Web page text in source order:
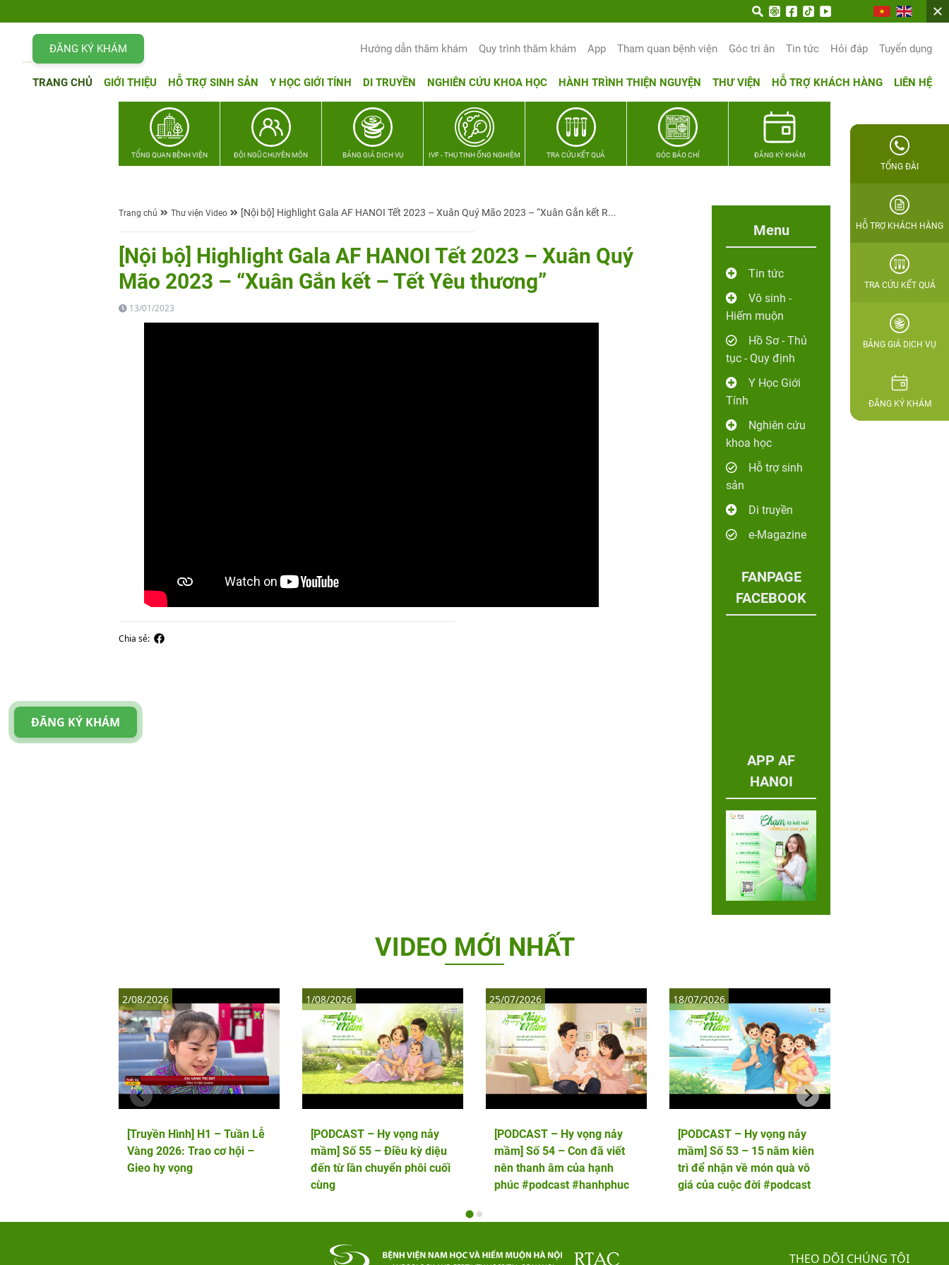
ĐĂNG KÝ KHÁM Hướng dẫn thăm khám Quy trình thăm khám App Tham quan bệnh viện Góc tri ân Tin tức Hỏi đáp Tuyển dụng
TRANG CHỦ GIỚI THIỆU HỖ TRỢ SINH SẢN Y HỌC GIỚI TÍNH DI TRUYỀN NGHIÊN CỨU KHOA HỌC HÀNH TRÌNH THIỆN NGUYỆN THƯ VIỆN HỖ TRỢ KHÁCH HÀNG LIÊN HỆ
TỔNG QUAN BỆNH VIỆN ĐỘI NGŨ CHUYÊN MÔN BẢNG GIÁ DỊCH VỤ IVF - THỤ TINH ỐNG NGHIỆM TRA CỨU KẾT QUẢ GÓC BÁO CHÍ ĐĂNG KÝ KHÁM
Trang chủ Thư viện Video [Nội bộ] Highlight Gala AF HANOI Tết 2023 – Xuân Quý Mão 2023 – “Xuân Gắn kết R...
[Nội bộ] Highlight Gala AF HANOI Tết 2023 – Xuân Quý
Mão 2023 – “Xuân Gắn kết – Tết Yêu thương”
13/01/2023
Chia sẻ:
Menu
Tin tức
Vô sinh -
Hiếm muộn
Hồ Sơ - Thủ
tục - Quy định
Y Học Giới
Tính
Nghiên cứu
khoa học
Hỗ trợ sinh
sản
Di truyền
e-Magazine
FANPAGE
FACEBOOK
APP AF
HANOI
VIDEO MỚI NHẤT
[Truyền Hình] H1 – Tuần Lễ
Vàng 2026: Trao cơ hội –
Gieo hy vọng
2/08/2026
[PODCAST – Hy vọng nảy
mầm] Số 55 – Điều kỳ diệu
đến từ lần chuyển phôi cuối
cùng
1/08/2026
[PODCAST – Hy vọng nảy
mầm] Số 54 – Con đã viết
nên thanh âm của hạnh
phúc #podcast #hanhphuc
25/07/2026
[PODCAST – Hy vọng nảy
mầm] Số 53 – 15 năm kiên
trì để nhận về món quà vô
giá của cuộc đời #podcast
18/07/2026
THEO DÕI CHÚNG TÔI
TỔNG ĐÀI
HỖ TRỢ KHÁCH HÀNG
TRA CỨU KẾT QUẢ
BẢNG GIÁ DỊCH VỤ
ĐĂNG KÝ KHÁM
ĐĂNG KÝ KHÁM